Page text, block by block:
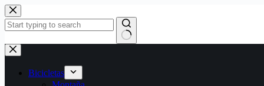
Bicicletas